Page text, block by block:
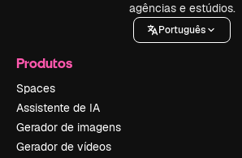
agências e estúdios.
Português
Produtos
Spaces
Assistente de IA
Gerador de imagens
Gerador de vídeos